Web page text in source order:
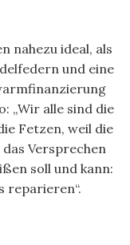
nahezu ideal, als
und eine
„Wir alle sind die
Fetzen, weil die
Versprechen
soll und kann:
reparieren“.